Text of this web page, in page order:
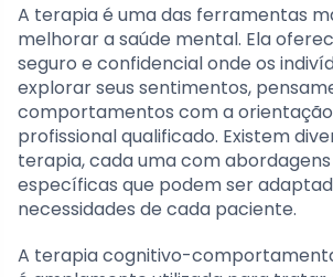
A terapia é uma das ferramentas
melhorar a saúde mental. Ela
seguro e confidencial onde os
explorar seus sentimentos,
comportamentos com a
profissional qualificado. Existem
terapia, cada uma com
específicas que podem ser
necessidades de cada paciente.
A terapia cognitivo-